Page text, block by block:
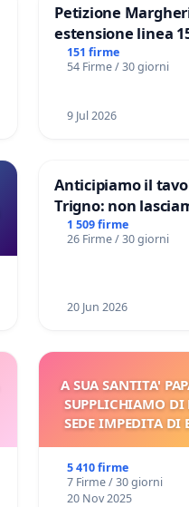
Petizione
estensione linea
Marghera P.zza S.
all'aeroporto
151 firme
54 Firme / 30 giorni
9 Jul 2026
Anticipiamo il
Trigno: non
rallenti le ricerche
Racanati
1 509 firme
26 Firme / 30 giorni
20 Jun 2026
A SUA SANTITA'
SUPPLICHIAMO DI
SEDE IMPEDITA DI
5 410 firme
7 Firme / 30 giorni
20 Nov 2025